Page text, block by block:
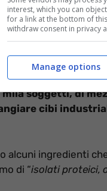
bene all’organismo e alla
soggetti, di
cibi
ingredienti
di “isolati proteici,
interest, which you can
for a link at the bottom of
withdraw consent in privacy
Manage options